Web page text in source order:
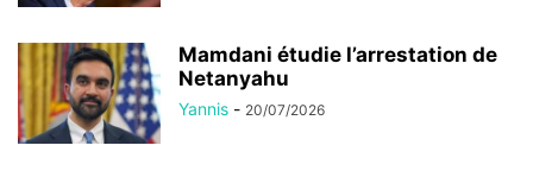
Mamdani étudie l’arrestation de
Netanyahu
Yannis - 20/07/2026